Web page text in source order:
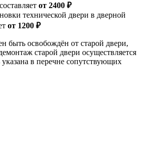
от 2400 ₽
технической двери в дверной
от 1200 ₽
быть освобождён от старой двери,
старой двери осуществляется
указана в перечне сопутствующих